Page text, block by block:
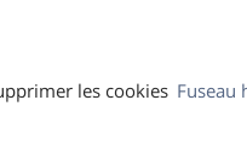
Fuseau
les cookies